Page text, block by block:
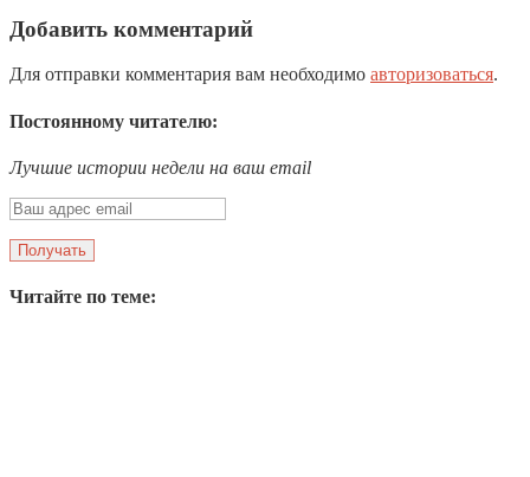
Добавить комментарий
Для отправки комментария вам необходимо авторизоваться.
Постоянному читателю:
Лучшие истории недели на ваш email
Читайте по теме: